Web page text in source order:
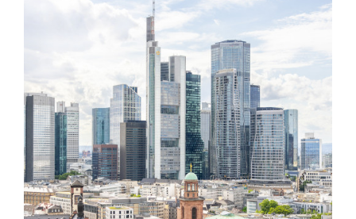
mehr erfahren